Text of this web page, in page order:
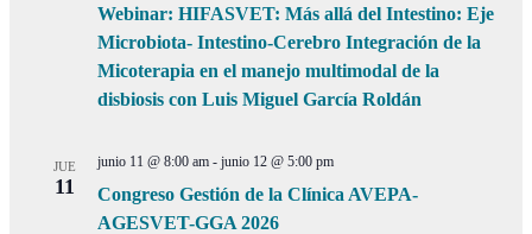
Webinar: HIFASVET: Más allá del Intestino: Eje
Microbiota- Intestino-Cerebro Integración de la
Micoterapia en el manejo multimodal de la
disbiosis con Luis Miguel García Roldán
JUE
11
Congreso Gestión de la Clínica AVEPA-
AGESVET-GGA 2026
junio 11 @ 8:00 am- junio 12 @ 5:00 pm